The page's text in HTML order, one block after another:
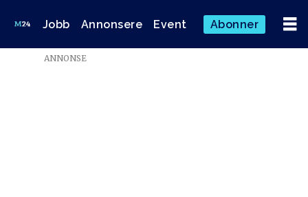
Jobb Annonsere Event Abonner
ANNONSE